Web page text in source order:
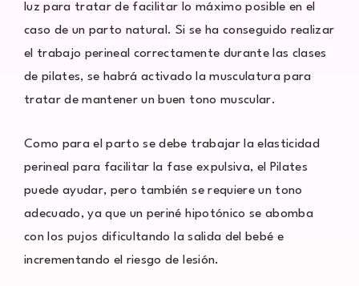
luz para tratar de facilitar lo máximo posible en el
caso de un parto natural. Si se ha conseguido realizar
el trabajo perineal correctamente durante las clases
de pilates, se habrá activado la musculatura para
tratar de mantener un buen tono muscular.
Como para el parto se debe trabajar la elasticidad
perineal para facilitar la fase expulsiva, el Pilates
puede ayudar, pero también se requiere un tono
adecuado, ya que un periné hipotónico se abomba
con los pujos dificultando la salida del bebé e
incrementando el riesgo de lesión.